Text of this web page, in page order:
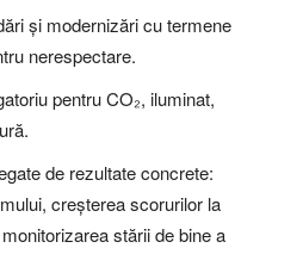
și modernizări cu termene
nerespectare.
pentru CO₂, iluminat,
de rezultate concrete:
creșterea scorurilor la
stării de bine a